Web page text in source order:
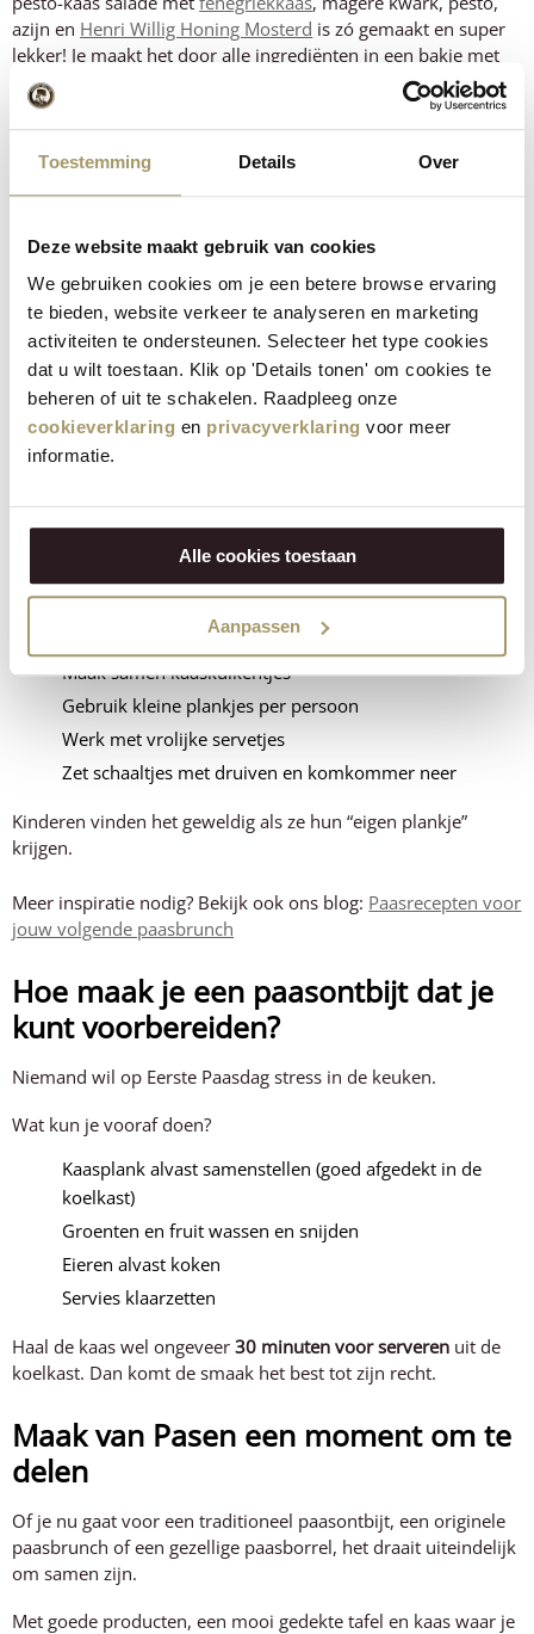
Toestemming Details Over
Deze website maakt gebruik van cookies
We gebruiken cookies om je een betere browse ervaring
te bieden, website verkeer te analyseren en marketing
activiteiten te ondersteunen. Selecteer het type cookies
dat u wilt toestaan. Klik op 'Details tonen' om cookies te
beheren of uit te schakelen. Raadpleeg onze
cookieverklaring en privacyverklaring voor meer
informatie.
Alle cookies toestaan
Aanpassen
azijn en Henri Willig Honing Mosterd is zó gemaakt en super
lekker! Je maakt het door alle ingrediënten in een bakje met
elkaar te mengen en vervolgens strooi je er wat plakjes
fenegriekkaas over.
Origineel paasontbijt idee: sweet &
savory combineren
De trend van nu? Zoet en hartig samen.
Denk aan:
Oude kaas met vijgen-mosterd
Kaasblokjes met een drupje honing
Kaas geserveerd met notenbrood of dadelbrood
EenPaas borrelplank
Paasontbijt ideeën voor kinderen
Wil je het paasontbijt gezellig samen met de kids maken
Maak samen kaaskuikentjes
Gebruik kleine plankjes per persoon
Werk met vrolijke servetjes
Zet schaaltjes met druiven en komkommer neer
Kinderen vinden het geweldig als ze hun “eigen plankje”
krijgen.
Meer inspiratie nodig? Bekijk ook ons blog: Paasrecepten voor
jouw volgende paasbrunch
Hoe maak je een paasontbijt dat je
kunt voorbereiden?
Niemand wil op Eerste Paasdag stress in de keuken.
Wat kun je vooraf doen?
Kaasplank alvast samenstellen (goed afgedekt in de
koelkast)
Groenten en fruit wassen en snijden
Eieren alvast koken
Servies klaarzetten
Haal de kaas wel ongeveer30 minuten voor serveren uit de
koelkast. Dan komt de smaak het best tot zijn recht.
Maak van Pasen een moment om te
delen
Of je nu gaat voor een traditioneel paasontbijt, een originele
paasbrunch of een gezellige paasborrel, het draait uiteindelijk
om samen zijn.
Met goede producten, een mooi gedekte tafel en kaas waar je